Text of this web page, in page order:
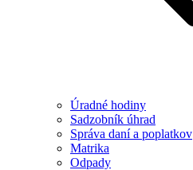
Úradné hodiny
Sadzobník úhrad
Správa daní a poplatkov
Matrika
Odpady